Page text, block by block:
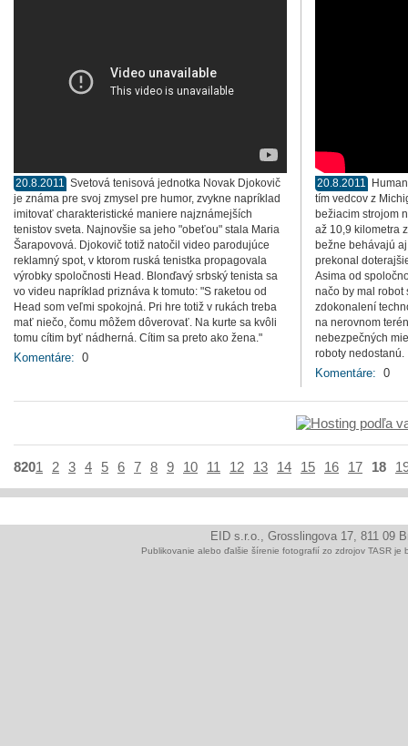
20.8.2011 Svetová tenisová jednotka Novak Djokovič
je známa pre svoj zmysel pre humor, zvykne napríklad
imitovať charakteristické maniere najznámejších
tenistov sveta. Najnovšie sa jeho "obeťou" stala Maria
Šarapovová. Djokovič totiž natočil video parodujúce
reklamný spot, v ktorom ruská tenistka propagovala
výrobky spoločnosti Head. Blonďavý srbský tenista sa
vo videu napríklad priznáva k tomuto: "S raketou od
Head som veľmi spokojná. Pri hre totiž v rukách treba
mať niečo, čomu môžem dôverovať. Na kurte sa kvôli
tomu cítim byť nádherná. Cítim sa preto ako žena."
Komentáre: 0
20.8.2011
tím vedcov z
bežiacim strojom
až 10,9 kilometra
bežne behávajú
prekonal
Asima od
načo by mal
zdokonalení
na nerovnom
nebezpečných
roboty nedostanú.
Komentáre: 0
8201 2 3 4 5 6 7 8 9 10 11 12 13 14 15 16 17 18
EID s.r.o., Grosslingova 17, 811 09
Publikovanie alebo ďalšie šírenie fotografií zo zdrojov TASR